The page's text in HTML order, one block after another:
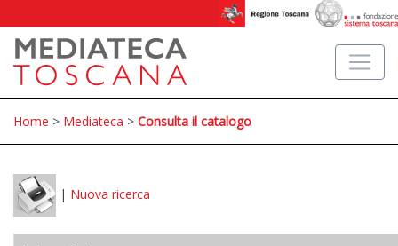
Home > Mediateca > Consulta il catalogo
| Nuova ricerca